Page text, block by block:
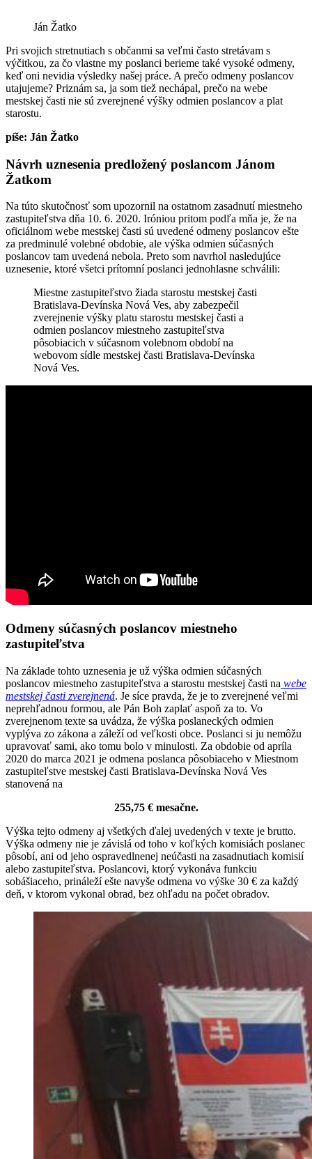
Ján Žatko
Pri svojich stretnutiach s občanmi sa veľmi často stretávam s
výčitkou, za čo vlastne my poslanci berieme také vysoké odmeny,
keď oni nevidia výsledky našej práce. A prečo odmeny poslancov
utajujeme? Priznám sa, ja som tiež nechápal, prečo na webe
mestskej časti nie sú zverejnené výšky odmien poslancov a plat
starostu.
píše: Ján Žatko
Návrh uznesenia predložený poslancom Jánom
Žatkom
Na túto skutočnosť som upozornil na ostatnom zasadnutí miestneho
zastupiteľstva dňa 10. 6. 2020. Iróniou pritom podľa mňa je, že na
oficiálnom webe mestskej časti sú uvedené odmeny poslancov ešte
za predminulé volebné obdobie, ale výška odmien súčasných
poslancov tam uvedená nebola. Preto som navrhol nasledujúce
uznesenie, ktoré všetci prítomní poslanci jednohlasne schválili:
Miestne zastupiteľstvo žiada starostu mestskej časti
Bratislava-Devínska Nová Ves, aby zabezpečil
zverejnenie výšky platu starostu mestskej časti a
odmien poslancov miestneho zastupiteľstva
pôsobiacich v súčasnom volebnom období na
webovom sídle mestskej časti Bratislava-Devínska
Nová Ves.
Odmeny súčasných poslancov miestneho
zastupiteľstva
Na základe tohto uznesenia je už výška odmien súčasných
poslancov miestneho zastupiteľstva a starostu mestskej časti na webe
mestskej časti zverejnená. Je síce pravda, že je to zverejnené veľmi
neprehľadnou formou, ale Pán Boh zaplať aspoň za to. Vo
zverejnenom texte sa uvádza, že výška poslaneckých odmien
vyplýva zo zákona a záleží od veľkosti obce. Poslanci si ju nemôžu
upravovať sami, ako tomu bolo v minulosti. Za obdobie od apríla
2020 do marca 2021 je odmena poslanca pôsobiaceho v Miestnom
zastupiteľstve mestskej časti Bratislava-Devínska Nová Ves
stanovená na
255,75 € mesačne.
Výška tejto odmeny aj všetkých ďalej uvedených v texte je brutto.
Výška odmeny nie je závislá od toho v koľkých komisiách poslanec
pôsobí, ani od jeho ospravedlnenej neúčasti na zasadnutiach komisií
alebo zastupiteľstva. Poslancovi, ktorý vykonáva funkciu
sobášiaceho, prináleží ešte navyše odmena vo výške 30 € za každý
deň, v ktorom vykonal obrad, bez ohľadu na počet obradov.